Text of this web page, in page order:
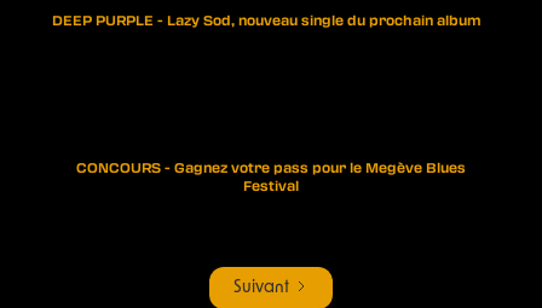
DEEP PURPLE - Lazy Sod, nouveau single du prochain album
CONCOURS - Gagnez votre pass pour le Megève Blues
Festival
Suivant